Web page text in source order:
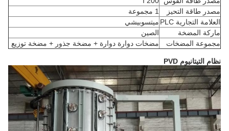
مصدر طاقة التحيز
العلامة التجارية PLC
ميتسوبيشي
ماركة المضخة
الصين
مجموعة المضخات
مضخات دوارة دوارة + مضخة جذور + مضخة توزيع
نظام التيتانيوم PVD